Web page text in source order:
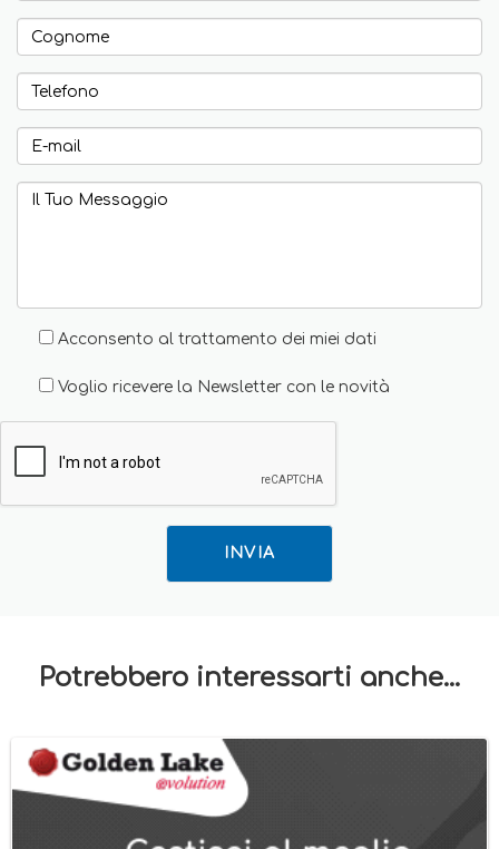
Acconsento al trattamento dei miei dati
Voglio ricevere la Newsletter con le novità
INVIA
Potrebbero interessarti anche...